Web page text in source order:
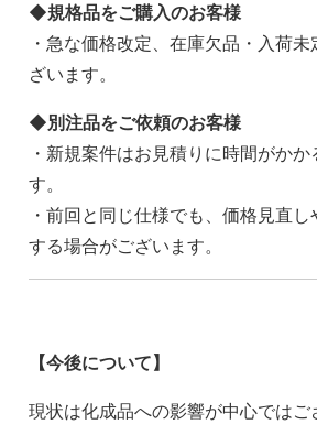
◆規格品をご購入のお客様
・急な価格改定、在庫欠品・入荷
ざいます。
◆別注品をご依頼のお客様
・新規案件はお見積りに時間がかか
す。
・前回と同じ仕様でも、価格見直
する場合がございます。
【今後について】
現状は化成品への影響が中心ではご